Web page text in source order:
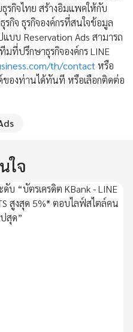
รกิจไทย สร้างอิมแพคให้กับ
จ ธุรกิจองค์กรที่สนใจข้อมูล
บบ Reservation Ads สามารถ
ที่ปรึกษาธุรกิจองค์กร LINE
th/contact หรือ
องท่านได้ทันที หรือเลือกติดต่อ
ใจ